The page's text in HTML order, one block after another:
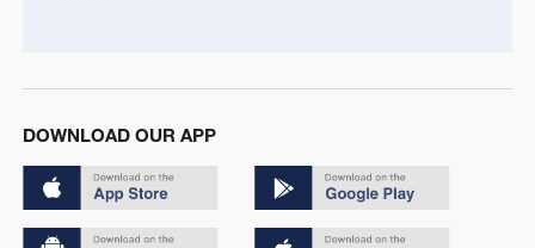
DOWNLOAD OUR APP